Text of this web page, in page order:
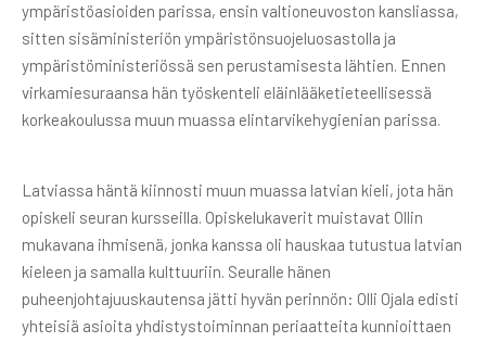
ympäristöasioiden parissa, ensin valtioneuvoston kansliassa,
sitten sisäministeriön ympäristönsuojeluosastolla ja
ympäristöministeriössä sen perustamisesta lähtien. Ennen
virkamiesuraansa hän työskenteli eläinlääketieteellisessä
korkeakoulussa muun muassa elintarvikehygienian parissa.
Latviassa häntä kiinnosti muun muassa latvian kieli, jota hän
opiskeli seuran kursseilla. Opiskelukaverit muistavat Ollin
mukavana ihmisenä, jonka kanssa oli hauskaa tutustua latvian
kieleen ja samalla kulttuuriin. Seuralle hänen
puheenjohtajuuskautensa jätti hyvän perinnön: Olli Ojala edisti
yhteisiä asioita yhdistystoiminnan periaatteita kunnioittaen